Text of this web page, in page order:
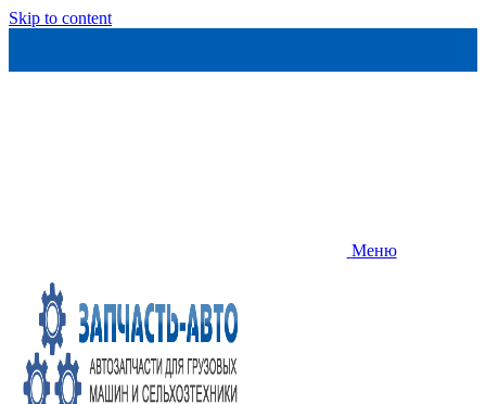
Skip to content
Меню